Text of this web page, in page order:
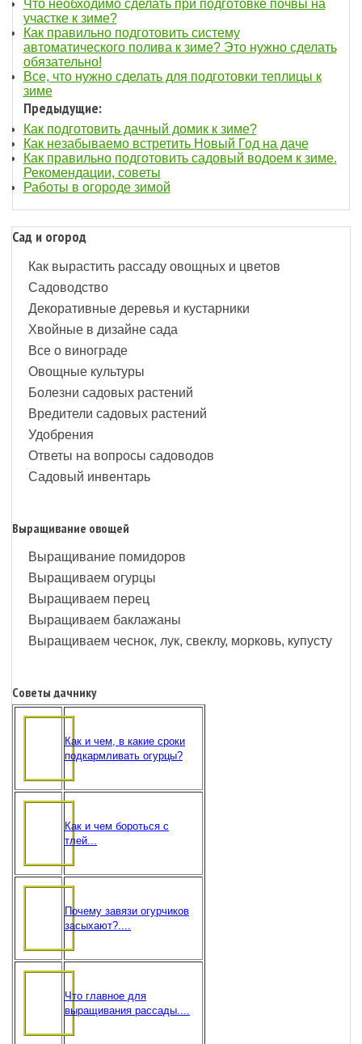
Что необходимо сделать при подготовке почвы на
участке к зиме?
Как правильно подготовить систему
автоматического полива к зиме? Это нужно сделать
обязательно!
Все, что нужно сделать для подготовки теплицы к
зиме
Предыдущие:
Как подготовить дачный домик к зиме?
Как незабываемо встретить Новый Год на даче
Как правильно подготовить садовый водоем к зиме.
Рекомендации, советы
Работы в огороде зимой
Сад и огород
Как вырастить рассаду овощных и цветов
Садоводство
Декоративные деревья и кустарники
Хвойные в дизайне сада
Все о винограде
Овощные культуры
Болезни садовых растений
Вредители садовых растений
Удобрения
Ответы на вопросы садоводов
Садовый инвентарь
Выращивание овощей
Выращивание помидоров
Выращиваем огурцы
Выращиваем перец
Выращиваем баклажаны
Выращиваем чеснок, лук, свеклу, морковь, купусту
Советы дачнику
Как и чем, в какие сроки
подкармливать огурцы?
Как и чем бороться с
тлей...
Почему завязи огурчиков
засыхают?....
Что главное для
выращивания рассады....